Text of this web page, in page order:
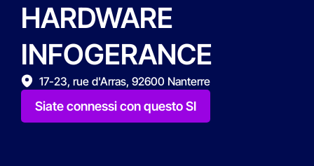
Che cosa sta cercando ?
HARDWARE
INFOGERANCE
17-23, rue d'Arras, 92600 Nanterre
Siate connessi con questo SI